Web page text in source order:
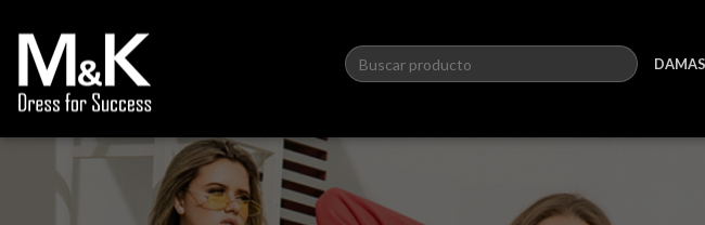
DAMAS